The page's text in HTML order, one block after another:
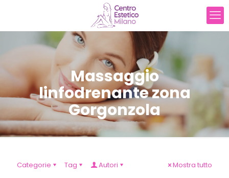
Massaggio
linfodrenante zona
Gorgonzola
Categorie Tag Autori Mostra tutto